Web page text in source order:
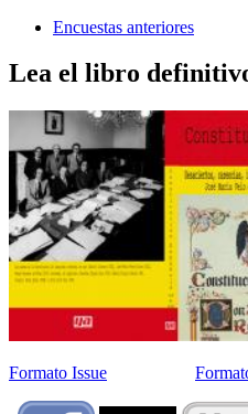
Encuestas anteriores
Lea el libro
Formato Issue